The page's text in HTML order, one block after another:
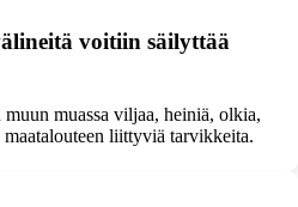
voitiin säilyttää
muassa viljaa, heiniä, olkia,
liittyviä tarvikkeita.